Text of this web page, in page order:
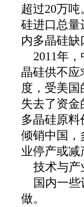
超过20万
硅进口总量
内多晶硅缺
2011年
晶硅供不应
度，受美
失去了资金
多晶硅原
倾销中国，
业停产或减
技术与产
国内一
做。